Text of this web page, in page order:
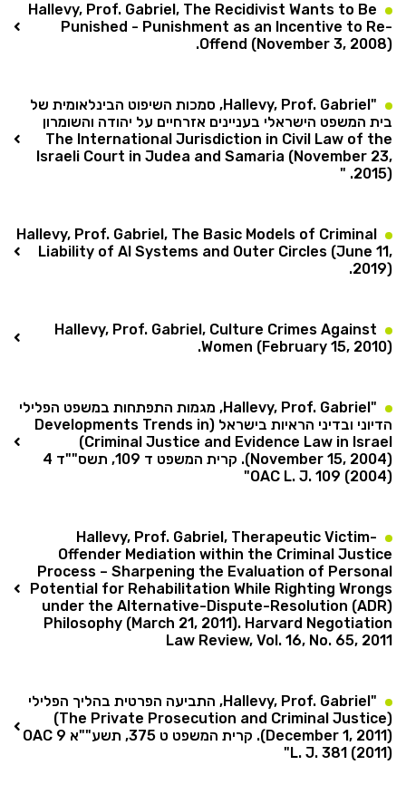
Hallevy, Prof. Gabriel, The Recidivist Wants to Be
Punished - Punishment as an Incentive to Re-
Offend (November 3, 2008).
"Hallevy, Prof. Gabriel, סמכות השיפוט הבינלאומית של
בית המשפט הישראלי בעניינים אזרחיים על יהודה והשומרון
The International Jurisdiction in Civil Law of the
Israeli Court in Judea and Samaria (November 23,
2015). "
Hallevy, Prof. Gabriel, The Basic Models of Criminal
Liability of AI Systems and Outer Circles (June 11,
2019).
Hallevy, Prof. Gabriel, Culture Crimes Against
Women (February 15, 2010).
"Hallevy, Prof. Gabriel, מגמות התפתחות במשפט הפלילי
הדיוני ובדיני הראיות בישראל (Developments Trends in
Criminal Justice and Evidence Law in Israel)
(November 15, 2004). קרית המשפט ד 109, תשס""ד 4
OAC L. J. 109 (2004)"
Hallevy, Prof. Gabriel, Therapeutic Victim-
Offender Mediation within the Criminal Justice
Process – Sharpening the Evaluation of Personal
Potential for Rehabilitation While Righting Wrongs
under the Alternative-Dispute-Resolution (ADR)
Philosophy (March 21, 2011). Harvard Negotiation
Law Review, Vol. 16, No. 65, 2011
"Hallevy, Prof. Gabriel, התביעה הפרטית בהליך הפלילי
(The Private Prosecution and Criminal Justice)
(December 1, 2011). קרית המשפט ט 375, תשע""א 9 OAC
L. J. 381 (2011)"